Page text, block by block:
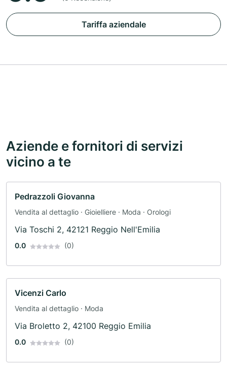
Tariffa aziendale
Aziende e fornitori di servizi
vicino a te
Pedrazzoli Giovanna
Vendita al dettaglio · Gioielliere · Moda · Orologi
Via Toschi 2, 42121 Reggio Nell'Emilia
0.0 (0)
Vicenzi Carlo
Vendita al dettaglio · Moda
Via Broletto 2, 42100 Reggio Emilia
0.0 (0)